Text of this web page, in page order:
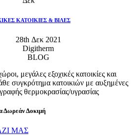
ΚΑΤΟΙΚΙΕΣ & ΒΙΛΕΣ
28th Δεκ 2021
Digitherm
BLOG
μεγάλες εξοχικές κατοικίες και
συγκρότημα κατοικιών με αυξημένες
θερμοκρασίας/υγρασίας
Δωρεάν Δοκιμή
ΜΑΣ